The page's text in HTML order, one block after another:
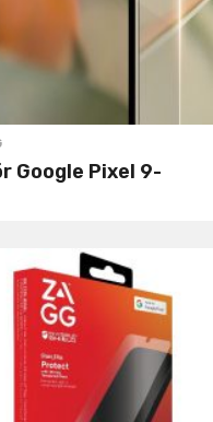
Google Pixel 9-